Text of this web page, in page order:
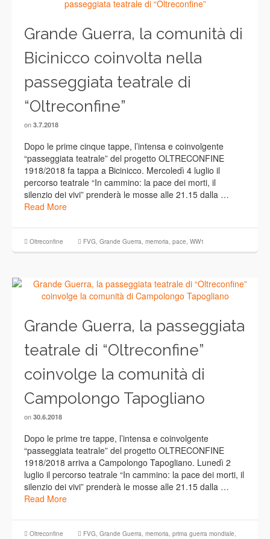
Grande Guerra, la comunità di
Bicinicco coinvolta nella
passeggiata teatrale di
“Oltreconfine”
on 3.7.2018
Dopo le prime cinque tappe, l’intensa e coinvolgente
“passeggiata teatrale” del progetto OLTRECONFINE
1918/2018 fa tappa a Bicinicco. Mercoledì 4 luglio il
percorso teatrale “In cammino: la pace dei morti, il
silenzio dei vivi” prenderà le mosse alle 21.15 dalla …
Read More
Oltreconfine FVG, Grande Guerra, memoria, pace, WW1
Grande Guerra, la passeggiata
teatrale di “Oltreconfine”
coinvolge la comunità di
Campolongo Tapogliano
on 30.6.2018
Dopo le prime tre tappe, l’intensa e coinvolgente
“passeggiata teatrale” del progetto OLTRECONFINE
1918/2018 arriva a Campolongo Tapogliano. Lunedì 2
luglio il percorso teatrale “In cammino: la pace dei morti, il
silenzio dei vivi” prenderà le mosse alle 21.15 dalla …
Read More
Oltreconfine FVG, Grande Guerra, memoria, prima guerra mondiale,